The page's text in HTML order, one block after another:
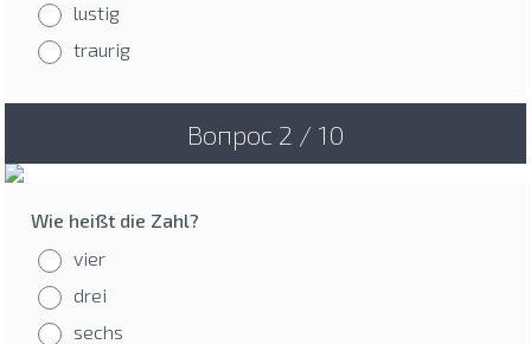
lustig
traurig
Вопрос 2 / 10
Wie heißt die Zahl?
vier
drei
sechs